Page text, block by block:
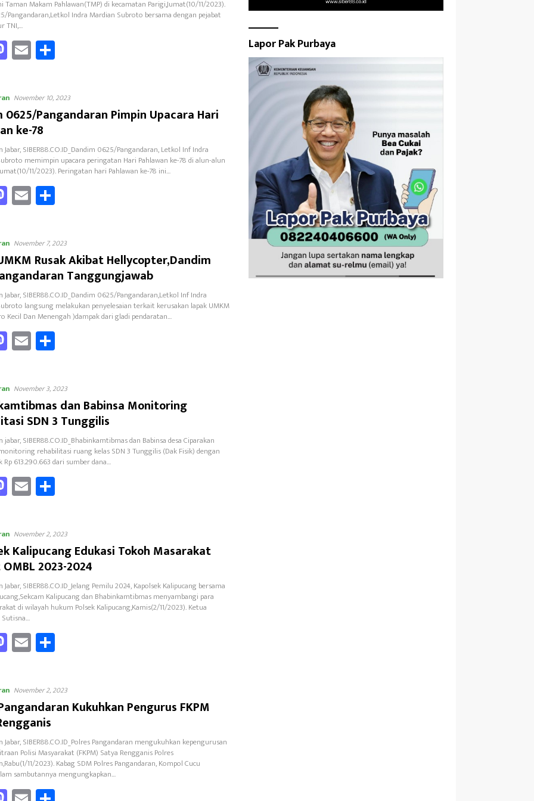
Taman Makam Pahlawan(TMP) di kecamatan Parigi,Jumat(10/11/2023).
Pangandaran,Letkol Indra Mardian Subroto bersama dengan pejabat
TNI,…
M
as
to
d
o
n
E
m
ail
Sh
ar
e
November 10, 2023
0625/Pangandaran Pimpin Upacara Hari
ke-78
Jabar, SIBER88.CO.ID_Dandim 0625/Pangandaran, Letkol Inf Indra
memimpin upacara peringatan Hari Pahlawan ke-78 di alun-alun
11/2023). Peringatan hari Pahlawan ke-78 ini…
M
as
to
d
o
n
E
m
ail
Sh
ar
e
November 7, 2023
Rusak Akibat Hellycopter,Dandim
Tanggungjawab
Jabar, SIBER88.CO.ID_Dandim 0625/Pangandaran,Letkol Inf Indra
langsung melakukan penyelesaian terkait kerusakan lapak UMKM
Kecil Dan Menengah )dampak dari gladi pendaratan…
M
as
to
d
o
n
E
m
ail
Sh
ar
e
November 3, 2023
dan Babinsa Monitoring
SDN 3 Tunggilis
jabar, SIBER88.CO.ID_Bhabinkamtibmas dan Babinsa desa Ciparakan
rehabilitasi ruang kelas SDN 3 Tunggilis (Dak Fisik) dengan
613.290.663 dari sumber dana…
M
as
to
d
o
n
E
m
ail
Sh
ar
e
November 2, 2023
Kalipucang Edukasi Tokoh Masarakat
2023-2024
Jabar, SIBER88.CO.ID_Jelang Pemilu 2024, Kapolsek Kalipucang bersama
Kalipucang dan Bhabinkamtibmas menyambangi para
di wilayah hukum Polsek Kalipucang,Kamis(2/11/2023). Ketua
Sutisna…
M
as
to
d
o
n
E
m
ail
Sh
ar
e
November 2, 2023
Kukuhkan Pengurus FKPM
Jabar, SIBER88.CO.ID_Polres Pangandaran mengukuhkan kepengurusan
Polisi Masyarakat (FKPM) Satya Rengganis Polres
11/2023). Kabag SDM Polres Pangandaran, Kompol Cucu
sambutannya mengungkapkan…
Lapor Pak Purbaya